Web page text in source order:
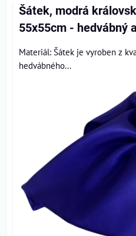
Šátek, modrá
55x55cm - hedvábný
Materiál: Šátek je vyroben z
hedvábného...